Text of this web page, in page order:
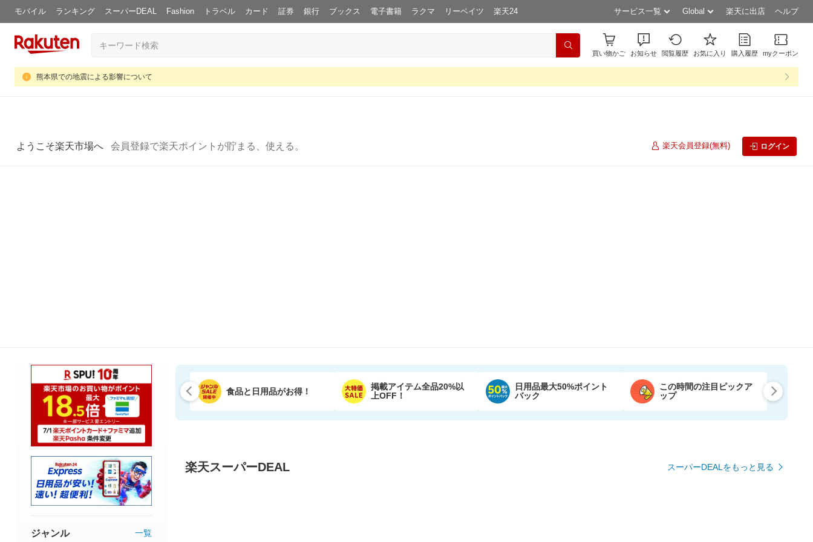
モバイル ランキング スーパーDEAL Fashion トラベル カード 証券 銀行 ブックス 電子書籍 ラクマ リーベイツ 楽天24 サービス一覧 Global 楽天に出店 ヘルプ
買い物かご お知らせ 閲覧履歴 お気に入り 購入履歴 myクーポン
熊本県での地震による影響について
ようこそ楽天市場へ 会員登録で楽天ポイントが貯まる、使える。 楽天会員登録(無料) ログイン
食品と日用品がお得！
掲載アイテム全品20%以
上OFF！
日用品最大50%ポイント
バック
この時間の注目ピックア
ップ
楽天スーパーDEAL スーパーDEALをもっと見る
ジャンル 一覧